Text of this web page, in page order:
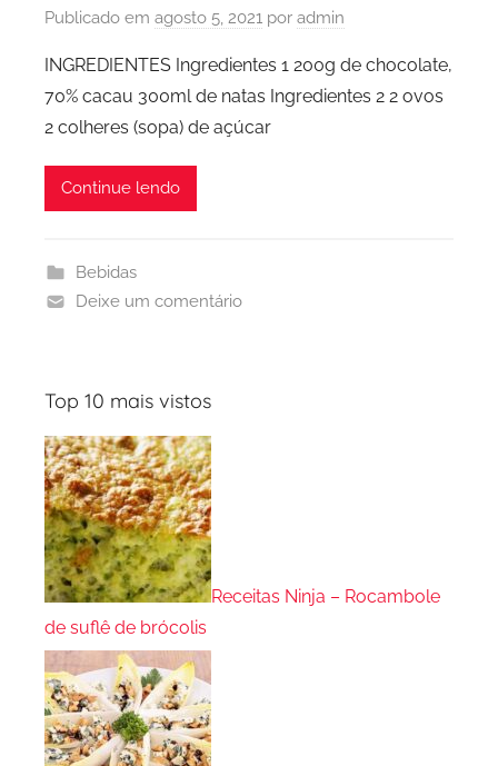
Publicado em agosto 5, 2021 por admin
INGREDIENTES Ingredientes 1 200g de chocolate,
70% cacau 300ml de natas Ingredientes 2 2 ovos
2 colheres (sopa) de açúcar
Continue lendo
Bebidas
Deixe um comentário
Top 10 mais vistos
Receitas Ninja – Rocambole
de suflê de brócolis